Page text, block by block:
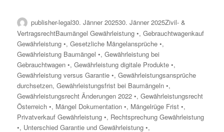
Author
publisher-legalPosted
on
30. Jänner 202530. Jänner 2025Categories
Zivil- &
VertragsrechtTags
Baumängel Gewährleistung •,Gebrauchtwagenkauf
Gewährleistung •,Gesetzliche Mängelansprüche •,
Gewährleistung Baumängel •,Gewährleistung bei
Gebrauchtwagen •,Gewährleistung digitale Produkte •,
Gewährleistung versus Garantie •,Gewährleistungsansprüche
durchsetzen,Gewährleistungsfrist bei Baumängeln •,
Gewährleistungsrecht Änderungen 2022 •,Gewährleistungsrecht
Österreich •, Mängel Dokumentation •, Mängelrüge Frist •,
Privatverkauf Gewährleistung •, Rechtsprechung Gewährleistung
•, Unterschied Garantie und Gewährleistung •,